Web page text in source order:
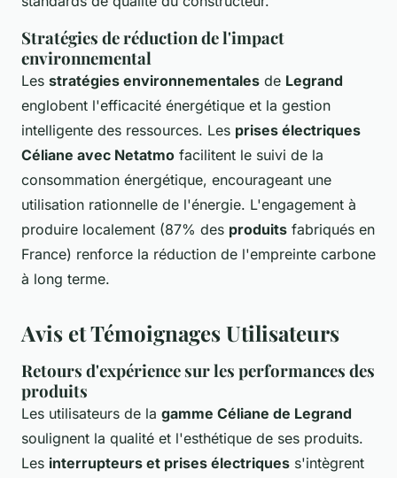
Stratégies de réduction de l'impact
environnemental
Les stratégies environnementales de Legrand
englobent l'efficacité énergétique et la gestion
intelligente des ressources. Les prises électriques
Céliane avec Netatmo facilitent le suivi de la
consommation énergétique, encourageant une
utilisation rationnelle de l'énergie. L'engagement à
produire localement (87% des produits fabriqués en
France) renforce la réduction de l'empreinte carbone
à long terme.
Avis et Témoignages Utilisateurs
Retours d'expérience sur les performances des
produits
Les utilisateurs de la gamme Céliane de Legrand
soulignent la qualité et l'esthétique de ses produits.
Les interrupteurs et prises électriques s'intègrent